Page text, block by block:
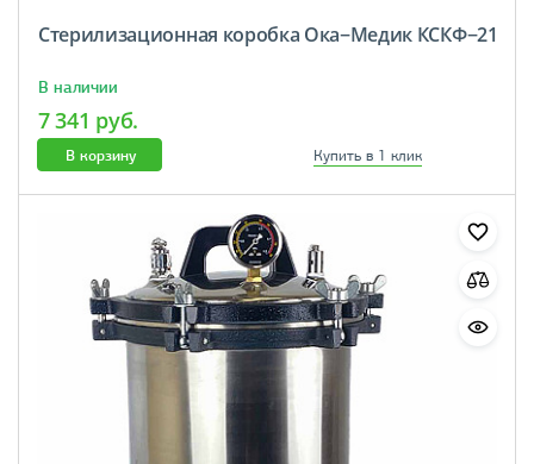
Стерилизационная коробка Ока−Медик КСКФ−21
В наличии
7 341 руб.
В корзину Купить в 1 клик